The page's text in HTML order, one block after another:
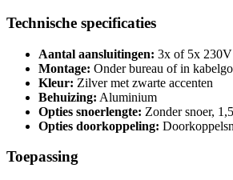
Technische specificaties
Aantal aansluitingen: 3x of 5x
Montage: Onder bureau of in
Kleur: Zilver met zwarte accenten
Behuizing: Aluminium
Opties snoerlengte: Zonder snoer,
Opties doorkoppeling:
Toepassing